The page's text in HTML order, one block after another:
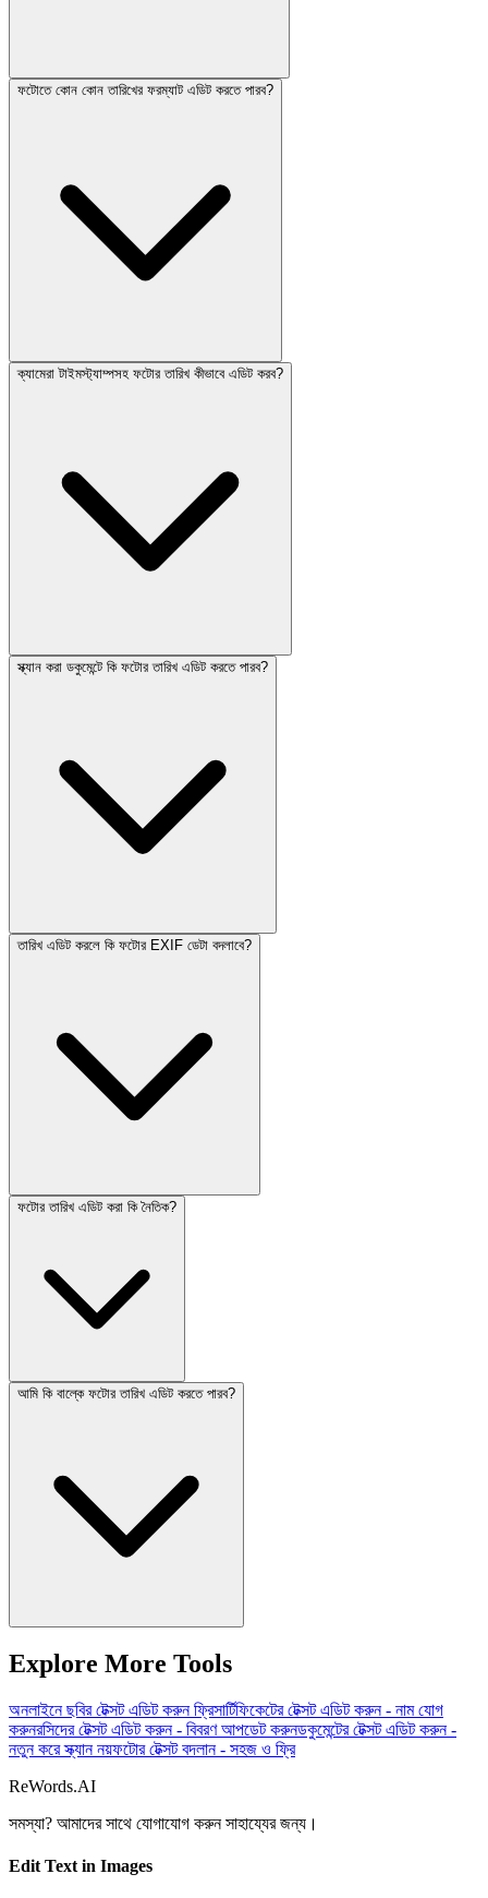
ফটোতে কোন কোন তারিখের ফরম্যাট এডিট করতে পারব?
ক্যামেরা টাইমস্ট্যাম্পসহ ফটোর তারিখ কীভাবে এডিট করব?
স্ক্যান করা ডকুমেন্টে কি ফটোর তারিখ এডিট করতে পারব?
তারিখ এডিট করলে কি ফটোর EXIF ডেটা বদলাবে?
ফটোর তারিখ এডিট করা কি নৈতিক?
আমি কি বাল্কে ফটোর তারিখ এডিট করতে পারব?
Explore More Tools
অনলাইনে ছবির টেক্সট এডিট করুন ফ্রিসার্টিফিকেটের টেক্সট এডিট করুন - নাম যোগ
করুনরসিদের টেক্সট এডিট করুন - বিবরণ আপডেট করুনডকুমেন্টের টেক্সট এডিট করুন -
নতুন করে স্ক্যান নয়ফটোর টেক্সট বদলান - সহজ ও ফ্রি
ReWords.AI
সমস্যা? আমাদের সাথে যোগাযোগ করুন সাহায্যের জন্য।
Edit Text in Images